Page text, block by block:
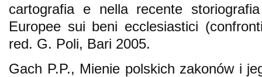
cartografia e nella recente
Europee sui beni ecclesiastici
red. G. Poli, Bari 2005.
Gach P.P., Mienie polskich zakonów i